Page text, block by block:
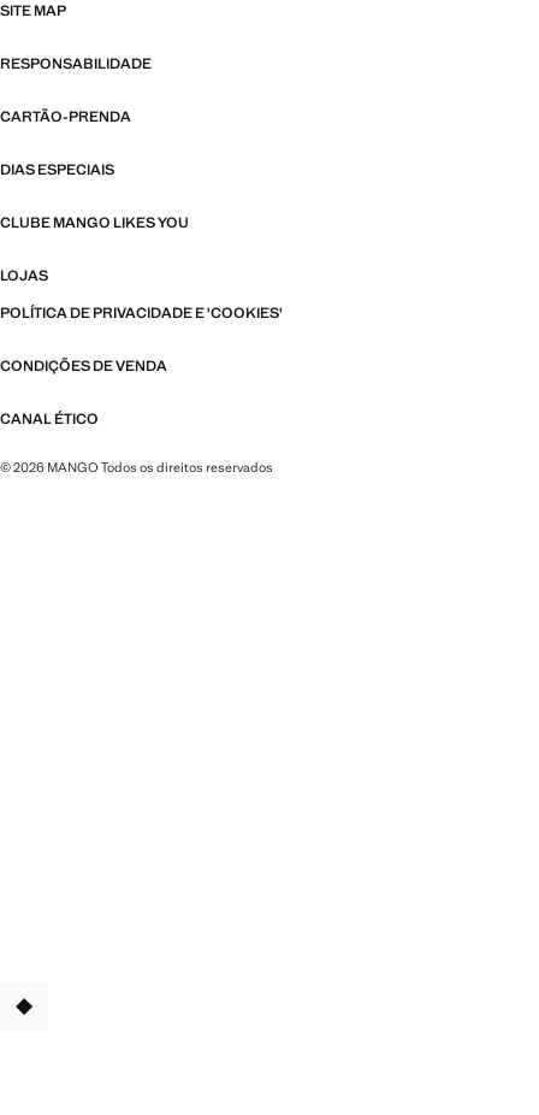
SITE MAP
RESPONSABILIDADE
CARTÃO-PRENDA
DIAS ESPECIAIS
CLUBE MANGO LIKES YOU
LOJAS
POLÍTICA DE PRIVACIDADE E 'COOKIES'
CONDIÇÕES DE VENDA
CANAL ÉTICO
© 2026 MANGO Todos os direitos reservados